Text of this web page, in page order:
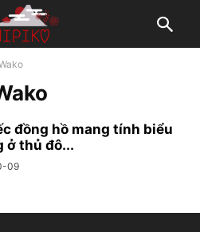
đồng hồ mang tính biểu
ở thủ đô...
09